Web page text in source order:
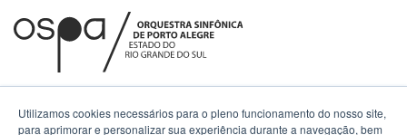
Utilizamos cookies necessários para o pleno funcionamento do nosso site,
para aprimorar e personalizar sua experiência durante a navegação, bem